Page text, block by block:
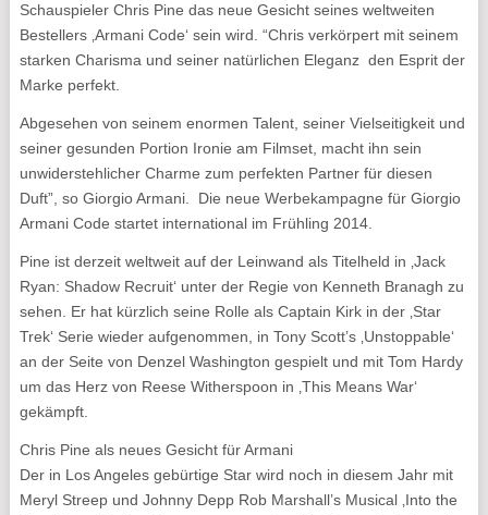
Schauspieler Chris Pine das neue Gesicht seines weltweiten
Bestellers ‚Armani Code‘ sein wird. “Chris verkörpert mit seinem
starken Charisma und seiner natürlichen Eleganz den Esprit der
Marke perfekt.
Abgesehen von seinem enormen Talent, seiner Vielseitigkeit und
seiner gesunden Portion Ironie am Filmset, macht ihn sein
unwiderstehlicher Charme zum perfekten Partner für diesen
Duft”, so Giorgio Armani. Die neue Werbekampagne für Giorgio
Armani Code startet international im Frühling 2014.
Pine ist derzeit weltweit auf der Leinwand als Titelheld in ‚Jack
Ryan: Shadow Recruit‘ unter der Regie von Kenneth Branagh zu
sehen. Er hat kürzlich seine Rolle als Captain Kirk in der ‚Star
Trek‘ Serie wieder aufgenommen, in Tony Scott’s ‚Unstoppable‘
an der Seite von Denzel Washington gespielt und mit Tom Hardy
um das Herz von Reese Witherspoon in ‚This Means War‘
gekämpft.
Chris Pine als neues Gesicht für Armani
Der in Los Angeles gebürtige Star wird noch in diesem Jahr mit
Meryl Streep und Johnny Depp Rob Marshall’s Musical ‚Into the